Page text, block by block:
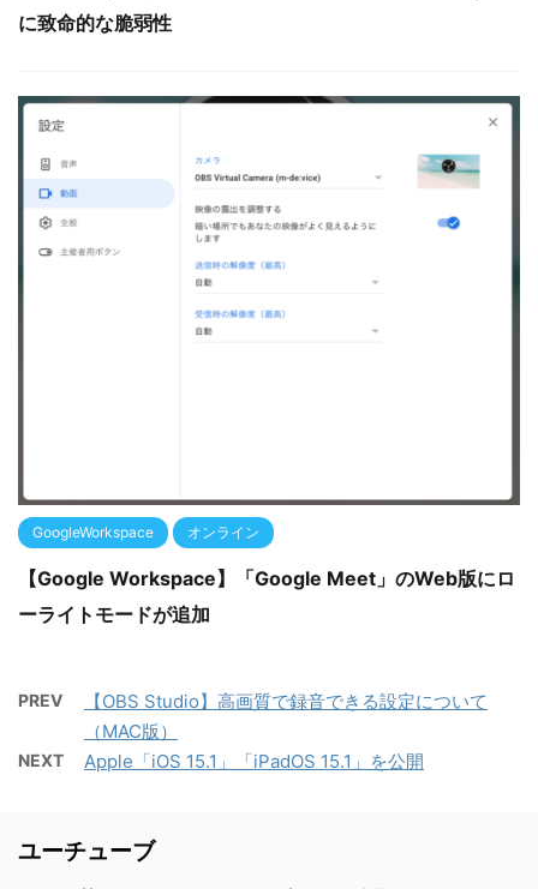
に致命的な脆弱性
GoogleWorkspace オンライン
【Google Workspace】「Google Meet」のWeb版にロ
ーライトモードが追加
PREV
【OBS Studio】高画質で録音できる設定について
（MAC版）
NEXT Apple「iOS 15.1」「iPadOS 15.1」を公開
ユーチューブ